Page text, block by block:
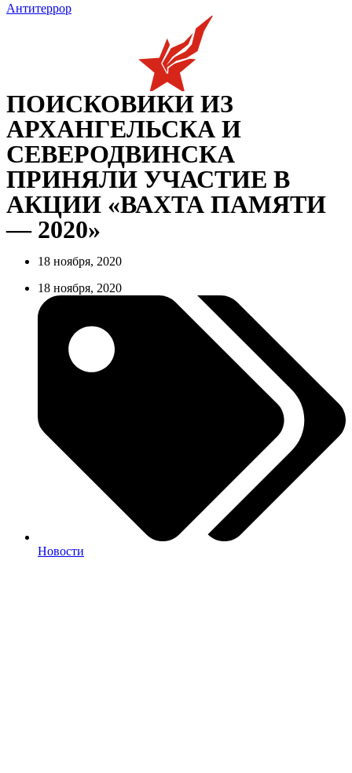
Антитеррор
ПОИСКОВИКИ ИЗ
АРХАНГЕЛЬСКА И
СЕВЕРОДВИНСКА
ПРИНЯЛИ УЧАСТИЕ В
АКЦИИ «ВАХТА ПАМЯТИ
— 2020»
18 ноября, 2020
18 ноября, 2020
Новости